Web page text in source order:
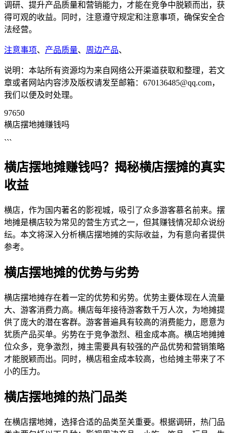
调研、提升产品质量和营销能力，才能在竞争中脱颖而出，获
得可观的收益。同时，注意遵守规定和注意事项，确保安全合
法经营。
注意事项、 产品质量、 周边产品、
说明：本站所有资源均为来自网络公开渠道获取和整理，若文
章或者网站内容涉及版权请发至邮箱：670136485@qq.com，
我们以便及时处理。
97650
横店摆地摊赚钱吗
```
横店摆地摊赚钱吗？揭秘横店摆摊的真实
收益
横店，作为国内著名的影视城，吸引了众多游客慕名前来。摆
地摊是横店较为常见的营生方式之一，但其赚钱情况却众说纷
纭。本文将深入分析横店摆地摊的实际收益，为有意向者提供
参考。
横店摆地摊的优势与劣势
横店摆地摊存在着一定的优势和劣势。优势主要体现在人流量
大、游客消费力高。横店每年接待游客数千万人次，为地摊提
供了庞大的潜在客群。游客普遍具有较高的消费能力，愿意为
犹质产品买单。劣势在于竞争激烈、租金成本高。横店地摊摊
位众多，竞争激烈，摊主需要具有较强的产品优势和营销策略
才能脱颖而出。同时，横店租金成本较高，也给摊主带来了不
小的压力。
横店摆地摊的热门品类
在横店摆地摊，选择合适的品类至关重要。根据调研，热门品